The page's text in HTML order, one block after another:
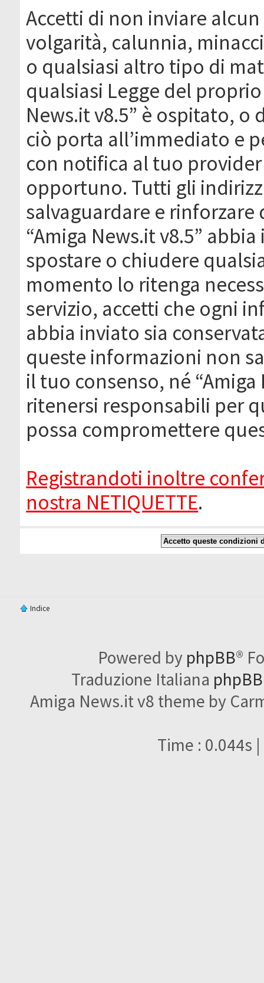
Accetti di non inviare
volgarità, calunnia,
o qualsiasi altro tipo di
qualsiasi Legge del
News.it v8.5” è ospitato, o
ciò porta all’immediato e
con notifica al tuo
opportuno. Tutti gli
salvaguardare e
“Amiga News.it v8.5”
spostare o chiudere
momento lo ritenga
servizio, accetti che ogni
abbia inviato sia
queste informazioni non
il tuo consenso, né
ritenersi responsabili per
possa compromettere
Registrandoti inoltre
nostra NETIQUETTE.
Indice
Powered by phpBB®
Traduzione Italiana
Amiga News.it v8 theme by
Time : 0.044s